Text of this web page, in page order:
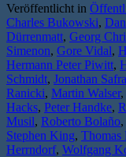
Veröffentlicht in
Charles Bukowski,
Dürrenmatt, Georg
Simenon, Gore Vidal,
Hermann Peter Piwitt,
Schmidt, Jonathan
Ranicki, Martin Walser,
Hacks, Peter Handke,
Musil, Roberto Bolaño,
Stephen King, Thomas
Herrndorf, Wolfgang